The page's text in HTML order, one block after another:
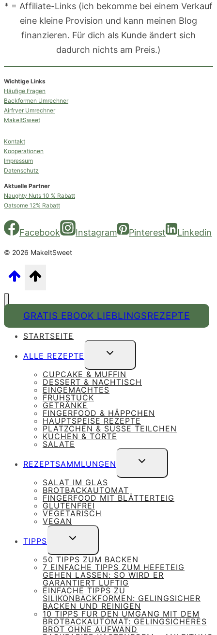
* = Affiliate-Links (ich bekomme bei einem Verkauf
eine kleine Provision und kann meinen Blog
finanzieren. Für dich als Kunde ändert sich
dadurch nichts am Preis.)
Wichtige Links
Häufige Fragen
Backformen Umrechner
Airfryer Umrechner
MakeItSweet
Kontakt
Kooperationen
Impressum
Datenschutz
Aktuelle Partner
Naughty Nuts 10 % Rabatt
Oatsome 12% Rabatt
Facebook Instagram Pinterest Linkedin
© 2026 MakeItSweet
GRATIS EBOOK LIEBLINGSREZEPTE
STARTSEITE
ALLE REZEPTE
UNTERMENÜ
UMSCHALTEN
CUPCAKE & MUFFIN
DESSERT & NACHTISCH
EINGEMACHTES
FRÜHSTÜCK
GETRÄNKE
FINGERFOOD & HÄPPCHEN
HAUPTSPEISE REZEPTE
PLÄTZCHEN & SÜSSE TEILCHEN
KUCHEN & TORTE
SALATE
REZEPTSAMMLUNGEN
UNTERMENÜ
UMSCHALTEN
SALAT IM GLAS
BROTBACKAUTOMAT
FINGERFOOD MIT BLÄTTERTEIG
GLUTENFREI
VEGETARISCH
VEGAN
TIPPS
UNTERMENÜ
UMSCHALTEN
50 TIPPS ZUM BACKEN
7 EINFACHE TIPPS ZUM HEFETEIG
GEHEN LASSEN: SO WIRD ER
GARANTIERT LUFTIG
EINFACHE TIPPS ZU
SILIKONBACKFORMEN: GELINGSICHER
BACKEN UND REINIGEN
10 TIPPS FÜR DEN UMGANG MIT DEM
BROTBACKAUTOMAT: GELINGSICHERES
BROT OHNE AUFWAND